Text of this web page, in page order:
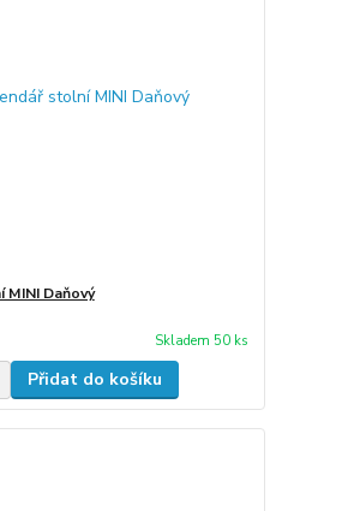
Daňový
Skladem 50 ks
Přidat do košíku